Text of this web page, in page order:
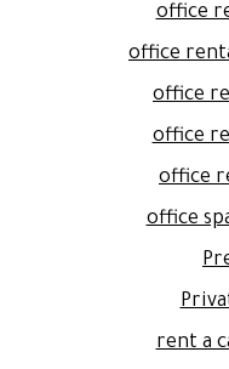
office
office
office
office
office
office
rent a